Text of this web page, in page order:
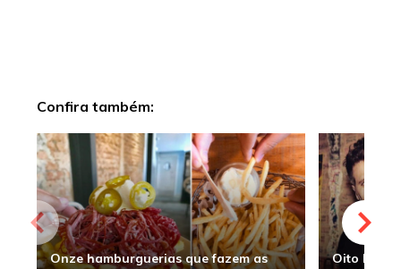
Confira também:
Onze hamburguerias que fazem as
Oito